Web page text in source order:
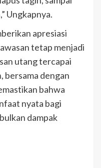
Ungkapnya.
apresiasi
tetap menjadi
utang tercapai
bersama dengan
bahwa
nyata bagi
dampak